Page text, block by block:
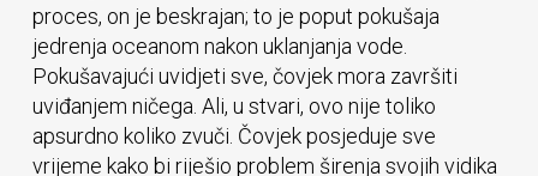
proces, on je beskrajan; to je poput pokušaja
jedrenja oceanom nakon uklanjanja vode.
Pokušavajući uvidjeti sve, čovjek mora završiti
uviđanjem ničega. Ali, u stvari, ovo nije toliko
apsurdno koliko zvuči. Čovjek posjeduje sve
vrijeme kako bi riješio problem širenja svojih vidika